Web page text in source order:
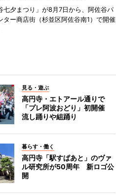
七夕まつり」が8月7日から、阿佐谷パ
ター商店街（杉並区阿佐谷南1）で開催
見る・遊ぶ
高円寺・エトアール通りで
「プレ阿波おどり」初開催
流し踊りや組踊り
暮らす・働く
高円寺「駅すぱあと」のヴァ
ル研究所が50周年 新ロゴ公
開